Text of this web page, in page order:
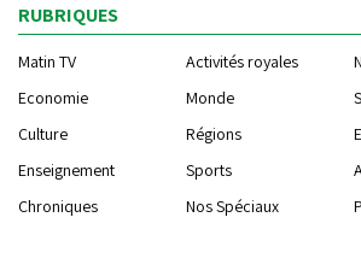
RUBRIQUES
Matin TV Activités royales
Economie
Monde
Culture
Régions
Enseignement
Sports
Chroniques
Nos Spéciaux